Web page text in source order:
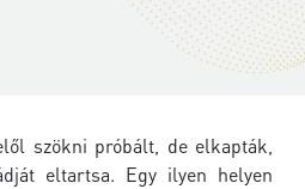
szökni próbált, de elkapták,
eltartsa. Egy ilyen helyen